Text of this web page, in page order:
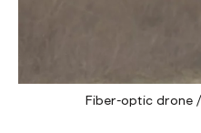
Fiber-optic drone